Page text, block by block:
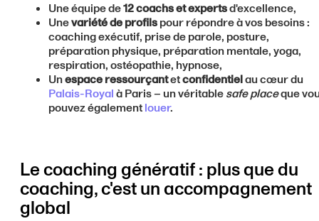
Une équipe de12 coachs et expertsd'excellence,
Unevariété de profilspour répondre à vos besoins :
coaching exécutif, prise de parole, posture,
préparation physique, préparation mentale, yoga,
respiration, ostéopathie, hypnose,
Unespaceressourçantetconfidentielau cœur du
Palais-Royalà Paris – un véritablesafe placeque
pouvez égalementlouer.
Le coaching génératif : plus que du
coaching, c'est un accompagnement
global